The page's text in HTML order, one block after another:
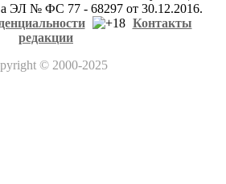
ЭЛ № ФС 77 - 68297 от 30.12.2016.
Контакты
редакции
© 2000-2025